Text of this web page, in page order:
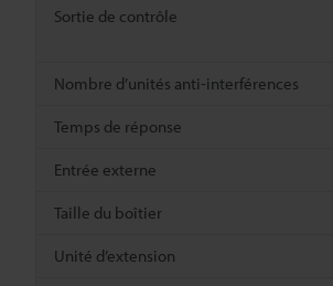
Sortie de contrôle
Nombre d’unités anti-interférences
Temps de réponse
Entrée externe
Taille du boîtier
Unité d’extension